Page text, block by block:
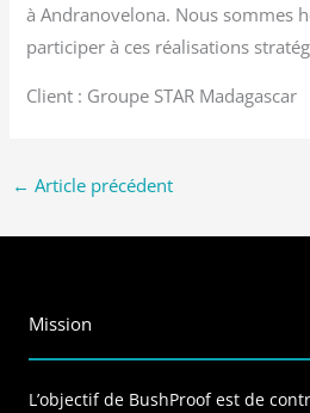
à Andranovelona. Nous sommes
participer à ces réalisations
Client : Groupe STAR Madagascar
← Article précédent
Mission
L’objectif de BushProof est de